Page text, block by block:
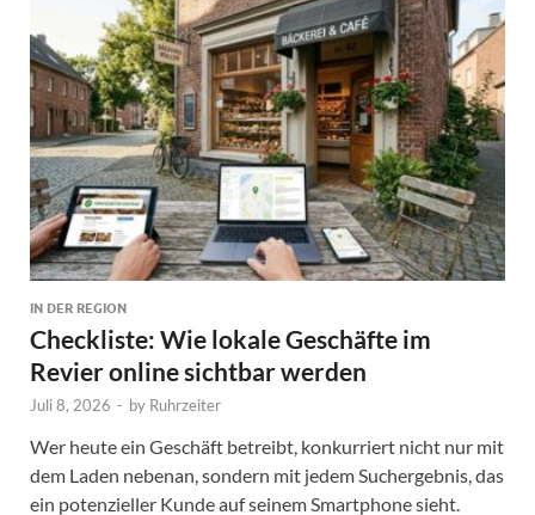
IN DER REGION
Checkliste: Wie lokale Geschäfte im
Revier online sichtbar werden
Juli 8, 2026 - by Ruhrzeiter
Wer heute ein Geschäft betreibt, konkurriert nicht nur mit
dem Laden nebenan, sondern mit jedem Suchergebnis, das
ein potenzieller Kunde auf seinem Smartphone sieht.